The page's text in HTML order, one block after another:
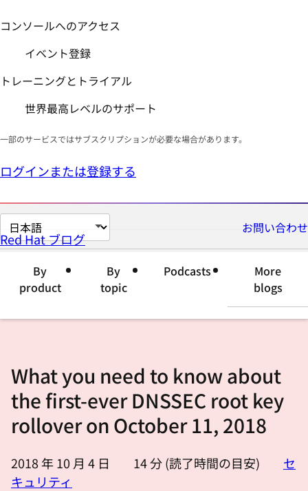
コンソールへのアクセス
イベント登録
トレーニングとトライアル
世界最高レベルのサポート
一部のサービスではサブスクリプションが必要な場合があります。
ログインまたは登録する
ペ
ー
語
択
さ
お問い合わせ
Red Hat ブログ
By
product
By
topic
Podcasts
More
blogs
What you need to know about
the first-ever DNSSEC root key
rollover on October 11, 2018
2018 年 10 月 4 日 14分 (読了時間の目安)
セ
キュリティ